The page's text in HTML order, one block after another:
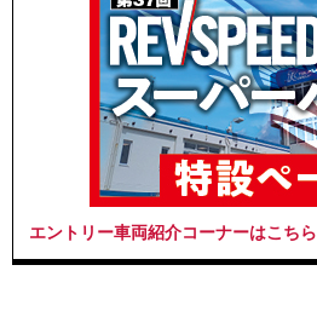
エントリー車両紹介コーナーはこちら